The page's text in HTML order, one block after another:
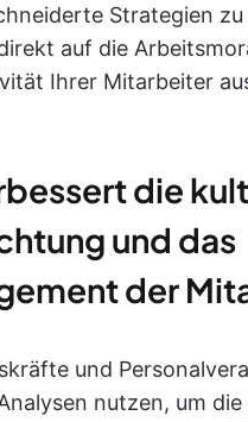
Strategien
auf die
Ihrer Mitarbeiter
die
und das
der
und
nutzen, um die